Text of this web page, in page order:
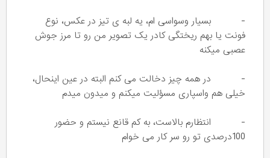
- بسیار وسواسی ام، یه لبه ی تیز در عکس، نوع
فونت یا بهم ریختگی کادر یک تصویر من رو تا مرز جوش
عصبی میکنه
- در همه چیز دخالت می کنم البته در عین اینحال،
خیلی هم واسپاری مسؤلیت میکنم و میدون میدم
- انتظارم بالاست، به کم قانع نیستم و حضور
100درصدی تو رو سر کار می خوام